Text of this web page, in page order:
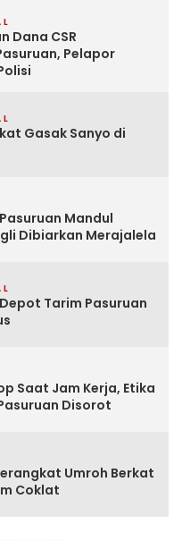
Dana CSR
Pelapor
Gasak Sanyo di
Mandul
Dibiarkan Merajalela
Tarim Pasuruan
Saat Jam Kerja, Etika
Disorot
Umroh Berkat
Coklat